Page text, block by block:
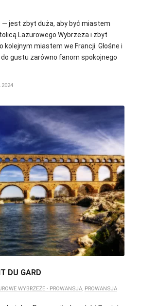
— jest zbyt duża, aby być miastem
Lazurowego Wybrzeża i zbyt
kolejnym miastem we Francji. Głośne i
do gustu zarówno fanom spokojnego
DU GARD
WYBRZEŻE - PROWANSJA, PROWANSJA